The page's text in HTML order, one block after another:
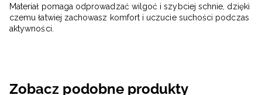
Materiał pomaga odprowadzać wilgoć i szybciej schnie, dzięki
czemu łatwiej zachowasz komfort i uczucie suchości podczas
aktywności.
Zobacz podobne produkty